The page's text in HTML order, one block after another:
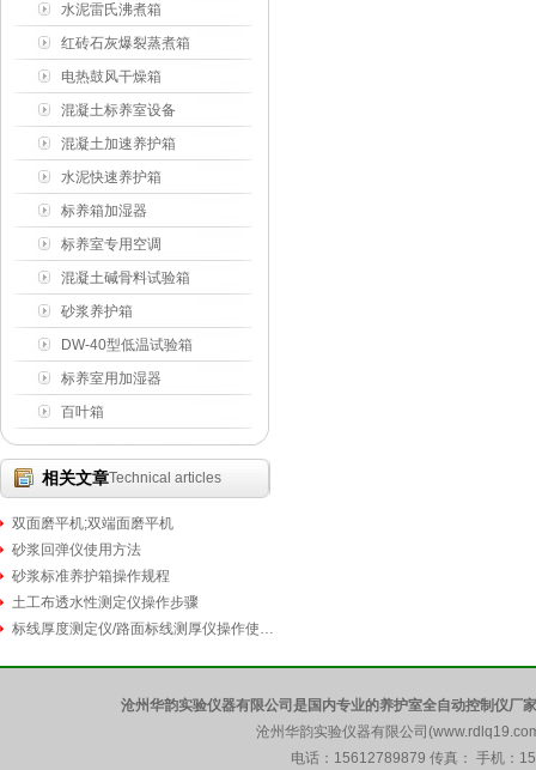
水泥雷氏沸煮箱
红砖石灰爆裂蒸煮箱
电热鼓风干燥箱
混凝土标养室设备
混凝土加速养护箱
水泥快速养护箱
标养箱加湿器
标养室专用空调
混凝土碱骨料试验箱
砂浆养护箱
DW-40型低温试验箱
标养室用加湿器
百叶箱
相关文章Technical articles
双面磨平机;双端面磨平机
砂浆回弹仪使用方法
砂浆标准养护箱操作规程
土工布透水性测定仪操作步骤
标线厚度测定仪/路面标线测厚仪操作使用步骤
沧州华韵实验仪器有限公司是国内专业的养护室全自动控制仪厂
沧州华韵实验仪器有限公司
电话：15612789879 传真： 手机：